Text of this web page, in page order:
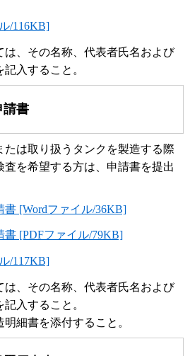
/116KB]
、その名称、代表者氏名および
入すること。
請書
たは取り扱うタンクを製造する際
を希望する方は、申請書を提出
書 [Wordファイル/36KB]
書 [PDFファイル/79KB]
/117KB]
、その名称、代表者氏名および
入すること。
書を添付すること。